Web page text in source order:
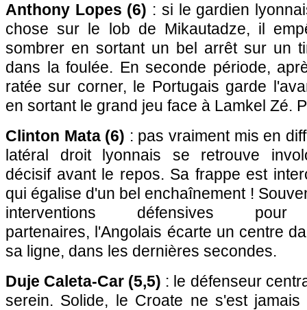
Anthony Lopes (6) : si le gardien
chose sur le lob de Mikautadze, il
sombrer en sortant un bel arrêt sur un
dans la foulée. En seconde période,
ratée sur corner, le Portugais garde
en sortant le grand jeu face à Lamkel Zé.
Clinton Mata (6) : pas vraiment mis en
latéral droit lyonnais se retrouve
décisif avant le repos. Sa frappe est
qui égalise d'un bel enchaînement !
interventions défensives
partenaires, l'Angolais écarte un centre
sa ligne, dans les dernières secondes.
Duje Caleta-Car (5,5) : le défenseur
serein. Solide, le Croate ne s'est